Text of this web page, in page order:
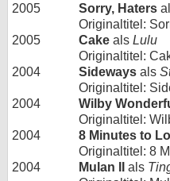
2005
Sorry, Haters
Originaltitel:
2005
Cake als Lulu
Originaltitel:
2004
Sideways als
Originaltitel:
2004
Wilby
Originaltitel:
2004
8 Minutes to
Originaltitel: 8
2004
Mulan II als